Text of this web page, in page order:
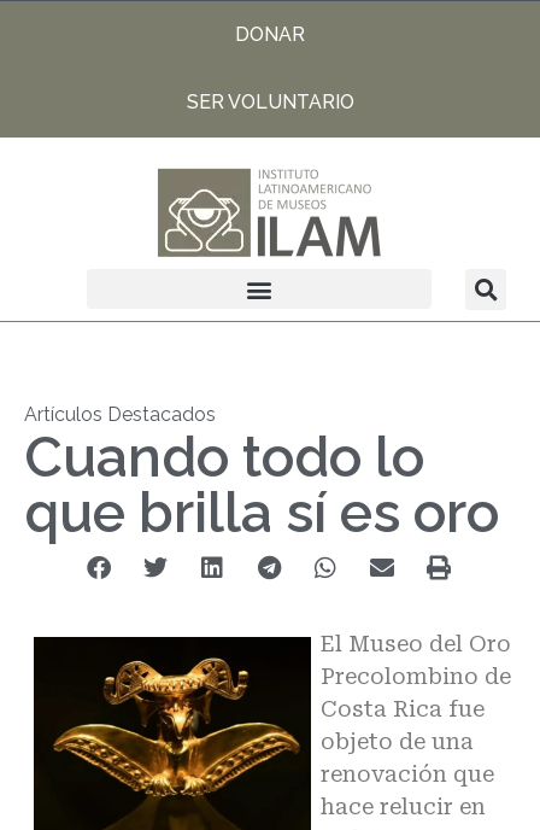
DONAR
SER VOLUNTARIO
Artículos Destacados
Cuando todo lo
que brilla sí es oro
El Museo del Oro
Precolombino de
Costa Rica fue
objeto de una
renovación que
hace relucir en